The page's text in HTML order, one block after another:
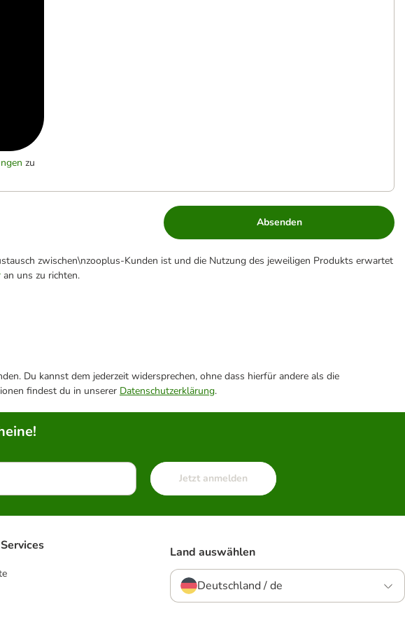
zu
Absenden
zwischen\nzooplus-Kunden ist und die Nutzung des jeweiligen Produkts erwartet
an uns zu richten.
Du kannst dem jederzeit widersprechen, ohne dass hierfür andere als die
findest du in unserer Datenschutzerklärung.
Jetzt anmelden
Land auswählen
Deutschland / de